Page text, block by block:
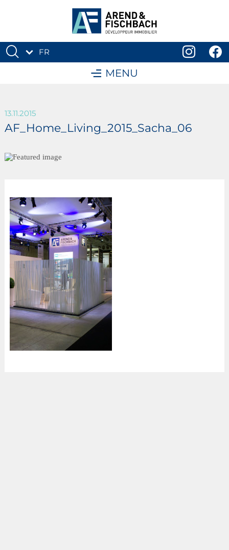
FR
MENU
13.11.2015
AF_Home_Living_2015_Sacha_06